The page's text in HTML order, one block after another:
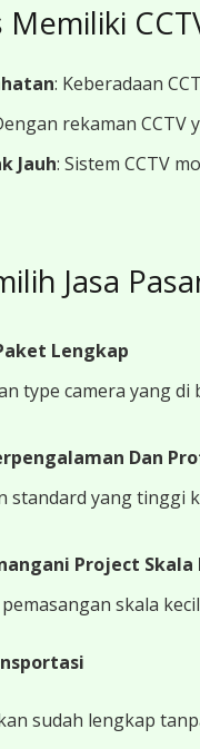
: Keberadaan
rekaman
Jauh: Sistem CCTV
Jasa
Lengkap
type camera yang di
Dan
standard yang tinggi
Project Skala
skala
sudah lengkap